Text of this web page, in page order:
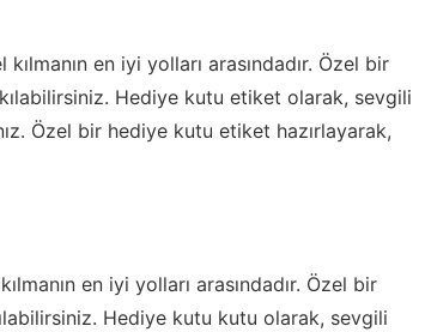
en iyi yolları arasındadır. Özel bir
Hediye kutu etiket olarak, sevgili
Özel bir hediye kutu etiket hazırlayarak,
en iyi yolları arasındadır. Özel bir
Hediye kutu kutu olarak, sevgili